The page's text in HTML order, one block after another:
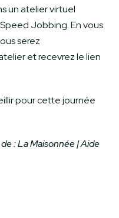
un atelier virtuel
Jobbing. En vous
serez
et recevrez le lien
pour cette journée
:La Maisonnée | Aide